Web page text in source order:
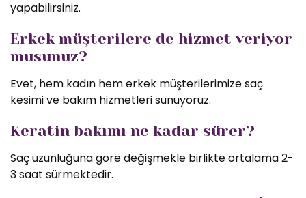
yapabilirsiniz.
Erkek müşterilere de hizmet veriyor
musunuz?
Evet, hem kadın hem erkek müşterilerimize saç
kesimi ve bakım hizmetleri sunuyoruz.
Keratin bakımı ne kadar sürer?
Saç uzunluğuna göre değişmekle birlikte ortalama 2-
3 saat sürmektedir.